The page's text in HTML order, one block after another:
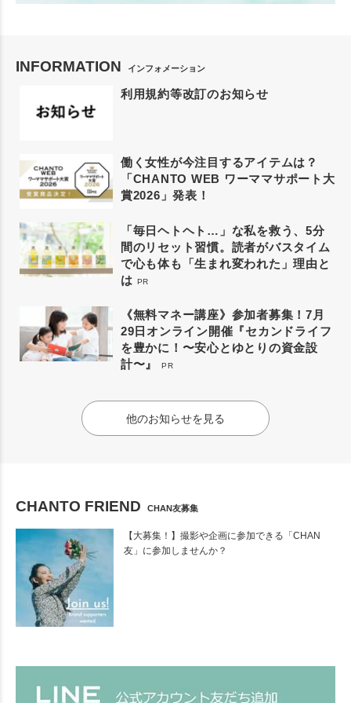
INFORMATION インフォメーション
利用規約等改訂のお知らせ
働く女性が今注目するアイテムは？
「CHANTO WEB ワーママサポート大
賞2026」発表！
「毎日ヘトヘト…」な私を救う、5分
間のリセット習慣。読者がバスタイム
で心も体も「生まれ変われた」理由と
は PR
《無料マネー講座》参加者募集！7月
29日オンライン開催『セカンドライフ
を豊かに！〜安心とゆとりの資金設
計〜』
PR
他のお知らせを見る
CHANTO FRIEND CHAN友募集
【大募集！】撮影や企画に参加できる「CHAN
友」に参加しませんか？